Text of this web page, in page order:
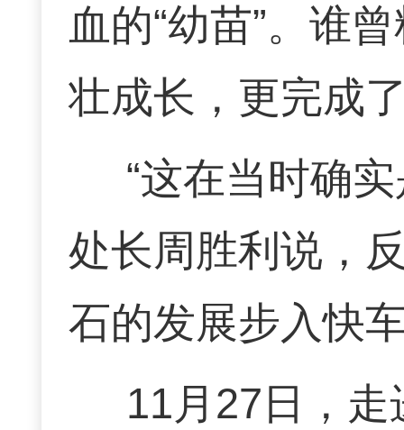
血的“幼苗”。谁
壮成长，更完成
“这在当时确
处长周胜利说，
石的发展步入快
11月27日，